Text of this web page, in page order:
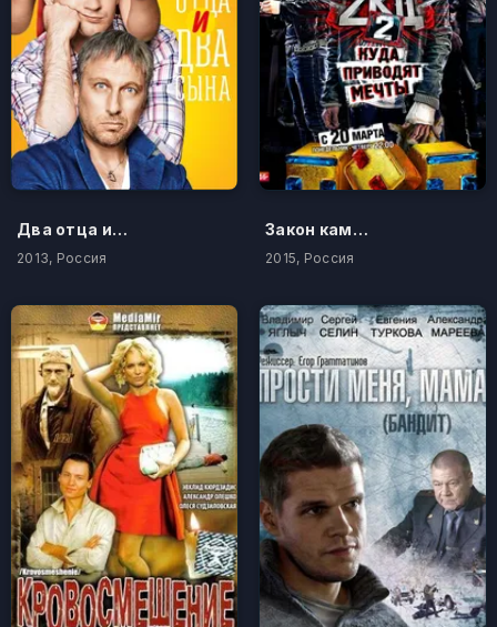
Два отца и два сына
2013, Россия
Закон каменных джунглей
2015, Россия